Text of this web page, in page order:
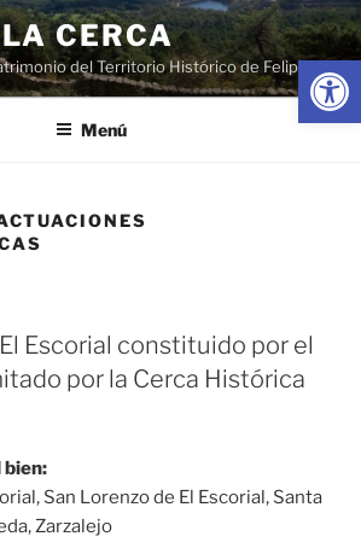
Abrir
CERCA
del Territorio Histórico de Felipe II
Menú
Escorial constituido por el
por la Cerca Histórica
bien:
San Lorenzo de El Escorial, Santa
Zarzalejo